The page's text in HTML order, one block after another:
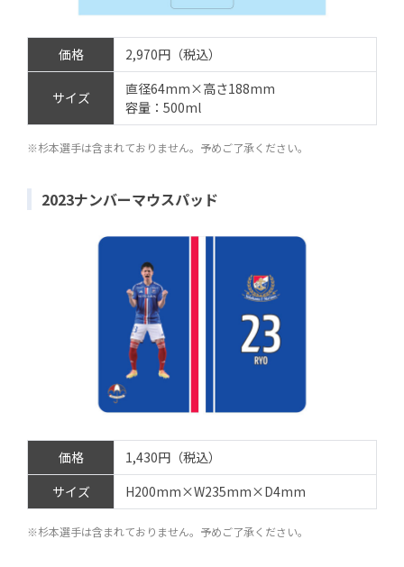
価格 2,970円（税込）
サイズ
直径64mm×高さ188mm
容量：500ml
※杉本選手は含まれておりません。予めご了承ください。
2023ナンバーマウスパッド
価格
1,430円（税込）
サイズ
H200mm×W235mm×D4mm
※杉本選手は含まれておりません。予めご了承ください。